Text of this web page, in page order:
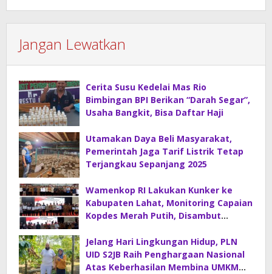
Jangan Lewatkan
Cerita Susu Kedelai Mas Rio
Bimbingan BPI Berikan “Darah Segar”,
Usaha Bangkit, Bisa Daftar Haji
Utamakan Daya Beli Masyarakat,
Pemerintah Jaga Tarif Listrik Tetap
Terjangkau Sepanjang 2025
Wamenkop RI Lakukan Kunker ke
Kabupaten Lahat, Monitoring Capaian
Kopdes Merah Putih, Disambut
Jelang Hari Lingkungan Hidup, PLN
UID S2JB Raih Penghargaan Nasional
Atas Keberhasilan Membina UMKM